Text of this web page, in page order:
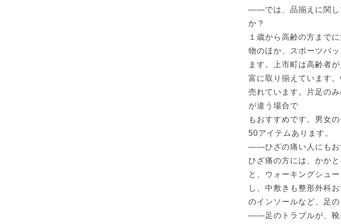
――では、品揃えに関し
か？
１歳から高齢の方まで
物のほか、スポーツバ
ます。上市町は高齢者
富に取り揃えています
売れています。片足の
が違う場合で
もおすすめです。男女
50アイテムあります。
――ひざの痛い人にもお
ひざ痛の方には、かか
と、ウォーキングシュ
し、中敷きも整形外科
のインソールなど、足
――足のトラブルが、靴